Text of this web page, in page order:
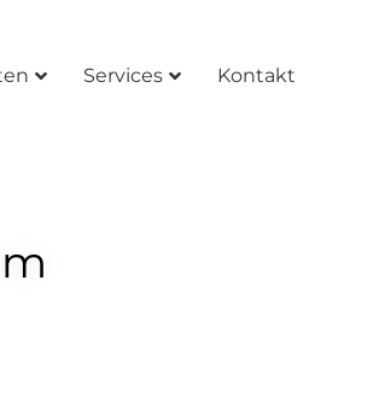
Services Kontakt